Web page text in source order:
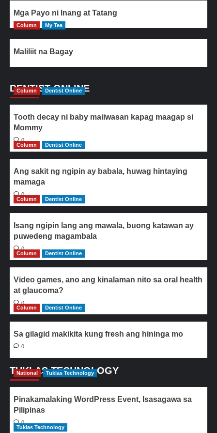
Mga Payo ni Inang at Tatang
Column My Tea
Maliliit na Bagay
DENTIST ONLINE
Column Dentist Online
Tooth decay ni baby maiiwasan kapag maagap si
Mommy
0
Column
Dentist Online
Ang sakit ng ngipin ay babala, huwag hintaying
mamaga
0
Column
Dentist Online
Isang ngipin lang ang mawala, buong katawan ay
puwedeng magambala
0
Column
Dentist Online
Video games, ano ang kinalaman nito sa oral health
at glaucoma?
0
Column
Dentist Online
Sa gilagid makikita kung fresh ang hininga mo
0
TUKLAS TECHNOLOGY
National Tuklas Technology
Pinakamalaking WordPress Event, Isasagawa sa
Pilipinas
0
Tuklas Technology